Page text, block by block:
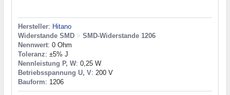
Hersteller: Hitano
Widerstande SMD > SMD-Widerstande 1206
Nennwert: 0 Ohm
Toleranz: ±5% J
Nennleistung P, W: 0,25 W
Betriebsspannung U, V: 200 V
Bauform: 1206